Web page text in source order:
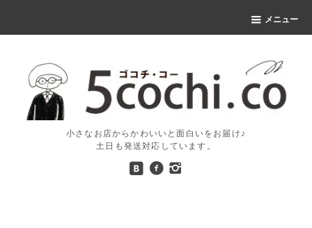
メニュー
小さなお店からかわいいと面白いをお届け♪
土日も発送対応しています。